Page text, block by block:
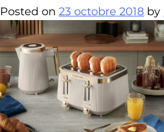
Posted on 23 octobre 2018 by